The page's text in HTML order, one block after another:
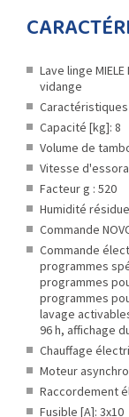
Lave linge
vidange
Caractéristiques
Capacité [kg]: 8
Volume de
Vitesse
Facteur g : 520
Humidité
Commande
Commande
programmes
programmes
programmes
lavage
96 h, affichage
Chauffage
Moteur
Raccordement
Fusible [A]: 3x10